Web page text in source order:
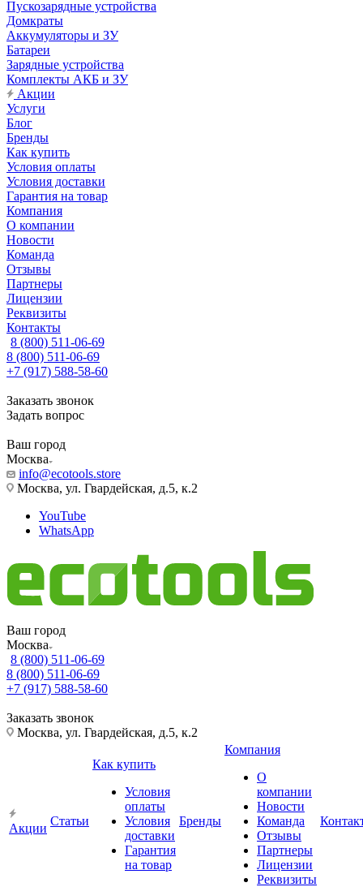
Пускозарядные устройства
Домкраты
Аккумуляторы и ЗУ
Батареи
Зарядные устройства
Комплекты АКБ и ЗУ
Акции
Услуги
Блог
Бренды
Как купить
Условия оплаты
Условия доставки
Гарантия на товар
Компания
О компании
Новости
Команда
Отзывы
Партнеры
Лицензии
Реквизиты
Контакты
8 (800) 511-06-69
8 (800) 511-06-69
+7 (917) 588-58-60
Заказать звонок
Задать вопрос
Ваш город
Москва
info@ecotools.store
Москва, ул. Гвардейская, д.5, к.2
YouTube
WhatsApp
Ваш город
Москва
8 (800) 511-06-69
8 (800) 511-06-69
+7 (917) 588-58-60
Заказать звонок
Москва, ул. Гвардейская, д.5, к.2
Акции
Статьи
Как купить
Условия
оплаты
Условия
доставки
Гарантия
на товар
Бренды
Компания
О
компании
Новости
Команда
Отзывы
Партнеры
Лицензии
Реквизиты